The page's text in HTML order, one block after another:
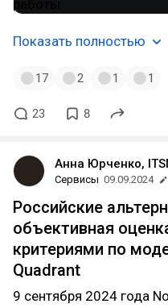
Показать полностью
17 2 1 1
23 8
Анна Юрченко,
Сервисы 09.09.2024
Российские
объективная
критериями по
Quadrant
9 сентября 2024 года